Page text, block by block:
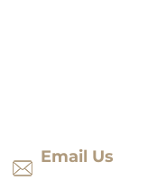
Email Us